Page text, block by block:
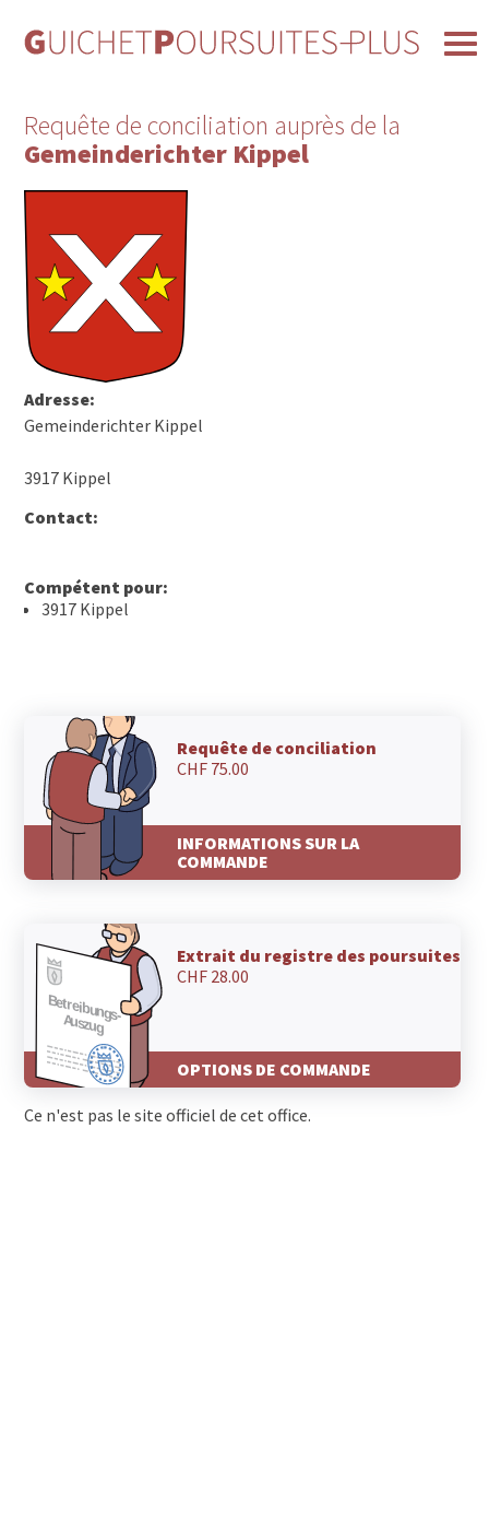
Requête de conciliation auprès de la
Gemeinderichter Kippel
Adresse:
Gemeinderichter Kippel
3917 Kippel
Contact:
Compétent pour:
3917 Kippel
Requête de conciliation
CHF 75.00
INFORMATIONS SUR LA
COMMANDE
Extrait du registre des poursuites
CHF 28.00
OPTIONS DE COMMANDE
Ce n'est pas le site officiel de cet office.